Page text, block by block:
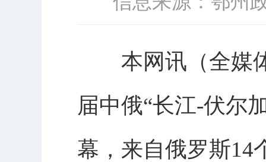
本网讯（全媒体
届中俄“长江-伏尔
幕，来自俄罗斯14